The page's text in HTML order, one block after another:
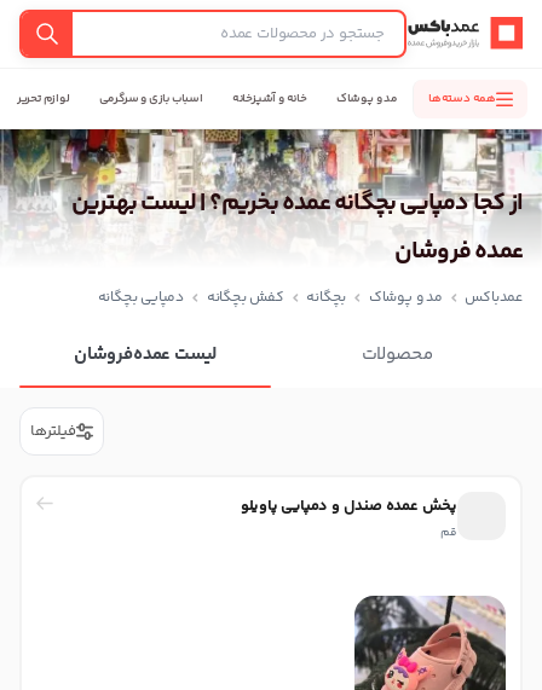
عمدباکس — بازگشت به صفحه اصلی
جستجو
همه دسته‌ها مد و پوشاک خانه و آشپزخانه اسباب بازی و سرگرمی لوازم تحریر
از کجا دمپایی بچگانه عمده بخریم؟ | لیست بهترین
عمده فروشان
عمدباکس مد و پوشاک بچگانه کفش بچگانه دمپایی بچگانه
محصولات لیست عمده‌فروشان
فیلترها
پخش عمده صندل و دمپایی پاویلو
قم